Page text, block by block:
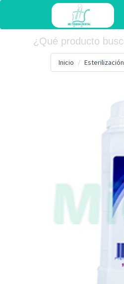
Inicio Esterilización